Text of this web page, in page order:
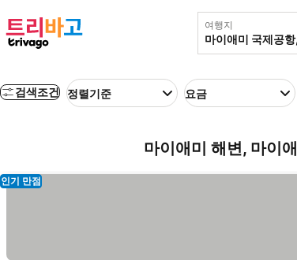
여행지
검색조건 정렬기준 요금
마이애미 해변, 마이
인기 만점